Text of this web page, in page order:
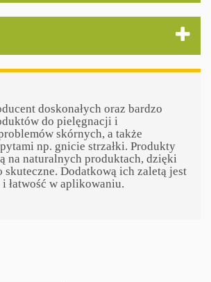
doskonałych oraz bardzo
do pielęgnacji i
skórnych, a także
np. gnicie strzałki. Produkty
na naturalnych produktach, dzięki
skuteczne. Dodatkową ich zaletą jest
łatwość w aplikowaniu.